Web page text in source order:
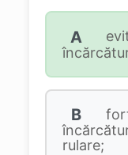
A
B
rulare;